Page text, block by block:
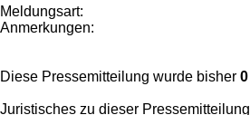
Meldungsart:
Anmerkungen:
Diese Pressemitteilung wurde bisher 0
Juristisches zu dieser Pressemitteilung